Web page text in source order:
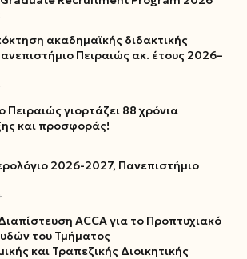
ακαδημαϊκής διδακτικής
Πειραιώς ακ. έτους 2026–
Πειραιώς γιορτάζει 88 χρόνια
και προσφοράς!
2026-2027, Πανεπιστήμιο
ACCA για το Προπτυχιακό
του Τμήματος
και Τραπεζικής Διοικητικής